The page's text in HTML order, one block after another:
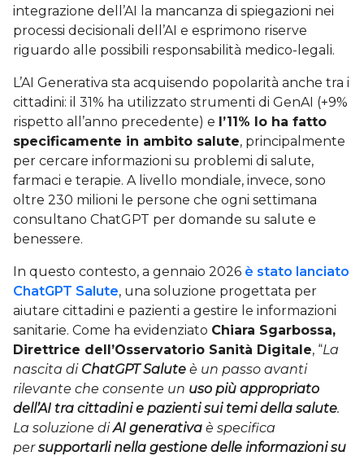
integrazione dell’AI la mancanza di spiegazioni nei
processi decisionali dell’AI e esprimono riserve
riguardo alle possibili responsabilità medico-legali.
L’AI Generativa sta acquisendo popolarità anche tra i
cittadini: il 31% ha utilizzato strumenti di GenAI (+9%
rispetto all’anno precedente) e l’11% lo ha fatto
specificamente in ambito salute, principalmente
per cercare informazioni su problemi di salute,
farmaci e terapie. A livello mondiale, invece, sono
oltre 230 milioni le persone che ogni settimana
consultano ChatGPT per domande su salute e
benessere.
In questo contesto, a gennaio 2026 è stato lanciato
ChatGPT Salute, una soluzione progettata per
aiutare cittadini e pazienti a gestire le informazioni
sanitarie. Come ha evidenziato Chiara Sgarbossa,
Direttrice dell’Osservatorio Sanità Digitale, “La
nascita di ChatGPT Salute è un passo avanti
rilevante che consente un uso più appropriato
dell’AI tra cittadini e pazienti sui temi della salute.
La soluzione diAI generativa è specifica
persupportarli nella gestione delle informazioni su